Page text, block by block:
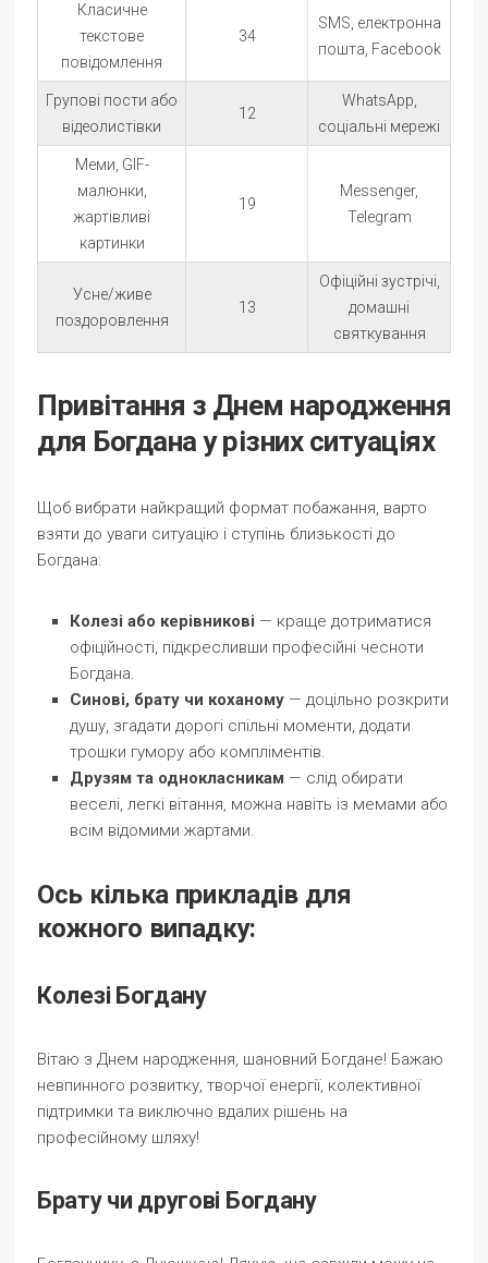
Класичне
текстове
повідомлення
34
SMS, електронна
пошта, Facebook
Групові пости або
відеолистівки
12
WhatsApp,
соціальні мережі
Меми, GIF-
малюнки,
жартівливі
картинки
19
Messenger,
Telegram
Усне/живе
поздоровлення
13
Офіційні зустрічі,
домашні
святкування
Привітання з Днем народження
для Богдана у різних ситуаціях
Щоб вибрати найкращий формат побажання, варто
взяти до уваги ситуацію і ступінь близькості до
Богдана:
Колезі або керівникові — краще дотриматися
офіційності, підкресливши професійні чесноти
Богдана.
Синові, брату чи коханому — доцільно розкрити
душу, згадати дорогі спільні моменти, додати
трошки гумору або компліментів.
Друзям та однокласникам — слід обирати
веселі, легкі вітання, можна навіть із мемами або
всім відомими жартами.
Ось кілька прикладів для
кожного випадку:
Колезі Богдану
Вітаю з Днем народження, шановний Богдане! Бажаю
невпинного розвитку, творчої енергії, колективної
підтримки та виключно вдалих рішень на
професійному шляху!
Брату чи другові Богдану